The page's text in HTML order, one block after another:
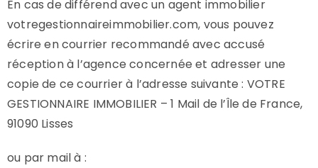
En cas de différend avec un agent immobilier
votregestionnaireimmobilier.com, vous pouvez
écrire en courrier recommandé avec accusé
réception à l’agence concernée et adresser une
copie de ce courrier à l’adresse suivante : VOTRE
GESTIONNAIRE IMMOBILIER – 1 Mail de l’Île de France,
91090 Lisses
ou par mail à :